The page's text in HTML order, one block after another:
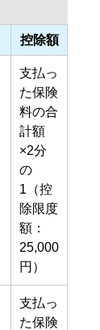
控除額
支払っ
た保険
料の合
計額
×2分
の
1（控
除限度
額：
25,000
円）
支払っ
た保険